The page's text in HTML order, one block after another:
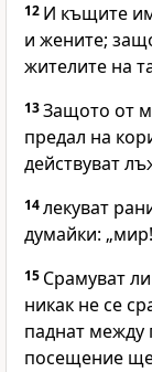
12 И къщите
и жените;
жителите на
13Защото от
предал на
действуват
14лекуват
думайки:
15 Срамуват
никак не се
паднат между
посещение ще